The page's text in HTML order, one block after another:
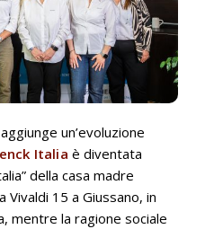
un’evoluzione
Italia è diventata
della casa madre
15 a Giussano, in
mentre la ragione sociale